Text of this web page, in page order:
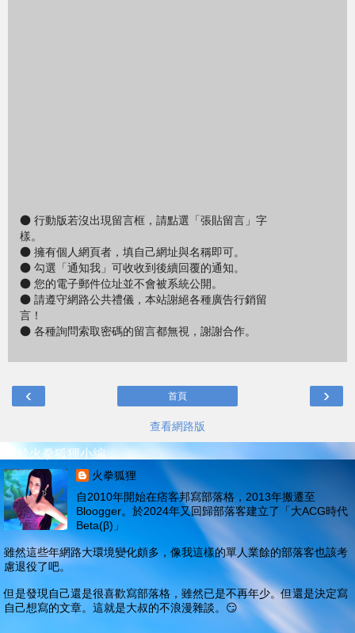
● 行動版若沒出現留言框，請點選「張貼留言」字
樣。
● 擁有個人網頁者，填自己網址與名稱即可。
● 勾選「通知我」可收收到後續回覆的通知。
● 您的電子郵件位址並不會被系統公開。
● 請遵守網路公共禮儀，本站謝絕各種廣告行銷留
言！
● 各種詢問索取密碼的留言都無視，謝謝合作。
‹ ›
首頁
查看網路版
關於火拳狐狸小編
火拳狐狸
自2010年開始在痞客邦寫部落格，2013年搬遷至
Bloogger。於2024年又回歸部落客建立了「大ACG時代
Beta(β)」
雖然這些年網路大環境變化頗多，像我這樣的單人業餘的部落客也該考
慮退役了吧。
但是發現自己還是很喜歡寫部落格，雖然已是不再年少。但還是決定寫
自己想寫的文章。這就是大叔的不浪漫雜談。😏